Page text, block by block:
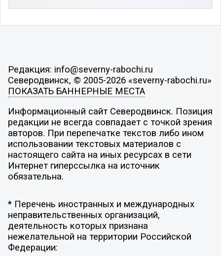
Редакция: info@severny-rabochi.ru
Северодвинск, © 2005-2026 «severny-rabochi.ru»
ПОКАЗАТЬ БАННЕРНЫЕ МЕСТА
Информационный сайт Северодвинск. Позиция
редакции не всегда совпадает с точкой зрения
авторов. При перепечатке текстов либо ином
использовании текстовых материалов с
настоящего сайта на иных ресурсах в сети
Интернет гиперссылка на источник
обязательна.
* Перечень иностранных и международных
неправительственных организаций,
деятельность которых признана
нежелательной на территории Российской
Федерации: